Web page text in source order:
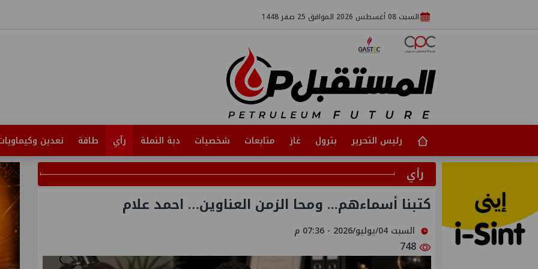
السبت 08 أغسطس 2026 الموافق 25 صفر 1448
رئيس التحرير بترول غاز متابعات شخصيات دبة النملة رأي طاقة تعدين
رأي
كتبنا أسماءهم... ومحا الزمن العناوين… احمد علام
السبت 04/يوليو/2026 - 07:36 م